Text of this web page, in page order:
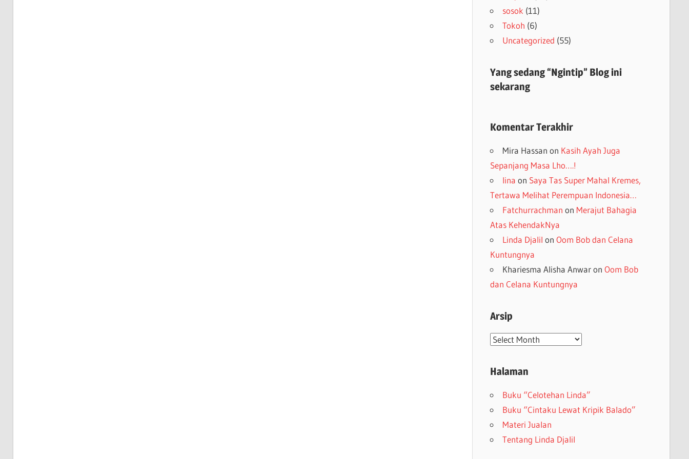
sosok (11)
Tokoh (6)
Uncategorized (55)
Yang sedang “Ngintip” Blog ini
sekarang
Komentar Terakhir
Mira Hassan on Kasih Ayah Juga
Sepanjang Masa Lho….!
lina on Saya Tas Super Mahal Kremes,
Tertawa Melihat Perempuan Indonesia…
Fatchurrachman on Merajut Bahagia
Atas KehendakNya
Linda Djalil on Oom Bob dan Celana
Kuntungnya
Khariesma Alisha Anwaron Oom Bob
dan Celana Kuntungnya
Arsip
Arsip
Halaman
Buku “Celotehan Linda”
Buku “Cintaku Lewat Kripik Balado”
Materi Jualan
Tentang Linda Djalil